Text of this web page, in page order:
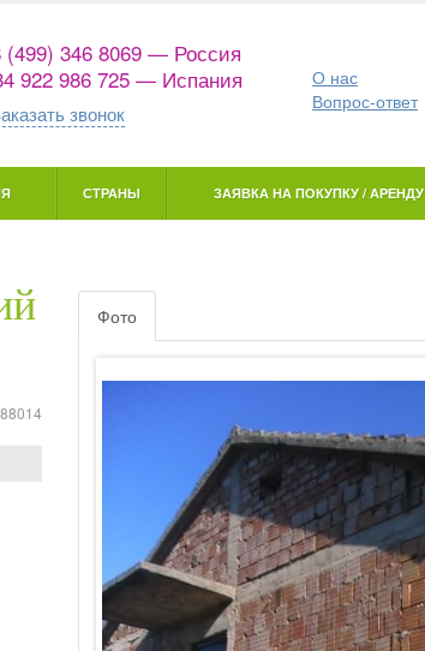
(499) 346 8069 — Россия
922 986 725 — Испания
звонок
О нас
Вопрос-ответ
СТРАНЫ ЗАЯВКА НА ПОКУПКУ / АРЕНДУ
Фото